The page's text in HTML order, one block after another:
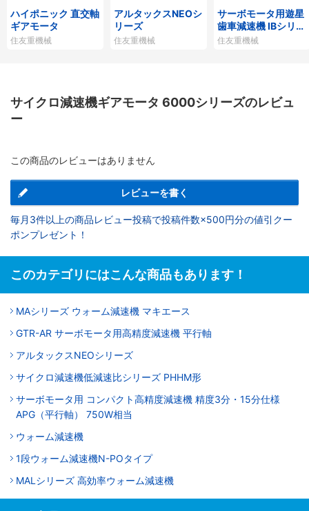
ハイポニック 直交軸
ギアモータ
住友重機械
アルタックスNEOシ
リーズ
住友重機械
サーボモータ用遊星
歯車減速機 IBシリー
ズP1タイプ
住友重機械
サイクロ減速機ギアモータ 6000シリーズのレビュ
ー
この商品のレビューはありません
レビューを書く
毎月3件以上の商品レビュー投稿で投稿件数×500円分の値引クー
ポンプレゼント！
このカテゴリにはこんな商品もあります！
MAシリーズ ウォーム減速機 マキエース
GTR-AR サーボモータ用高精度減速機 平行軸
アルタックスNEOシリーズ
サイクロ減速機低減速比シリーズ PHHM形
サーボモータ用 コンパクト高精度減速機 精度3分・15分仕様
APG（平行軸） 750W相当
ウォーム減速機
1段ウォーム減速機N-POタイプ
MALシリーズ 高効率ウォーム減速機